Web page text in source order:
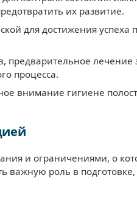
их развитие.
для достижения
предварительное
процесса.
внимание гигиене
и ограничениями, о
роль в подготовке,